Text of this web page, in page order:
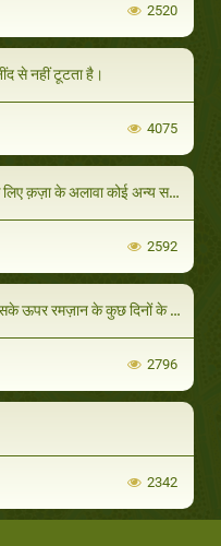
2520
से नहीं टूटता है।
4075
के अलावा कोई अन्य समाधान है ?
2592
के कुछ दिनों के रोज़े बाक़ी हैं ॽ
2796
2342